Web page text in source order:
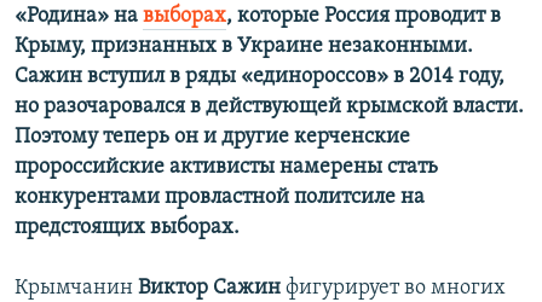
«Родина» на выборах, которые Россия проводит в
Крыму, признанных в Украине незаконными.
Сажин вступил в ряды «единороссов» в 2014 году,
но разочаровался в действующей крымской власти.
Поэтому теперь он и другие керченские
пророссийские активисты намерены стать
конкурентами провластной политсиле на
предстоящих выборах.
Крымчанин Виктор Сажин фигурирует во многих